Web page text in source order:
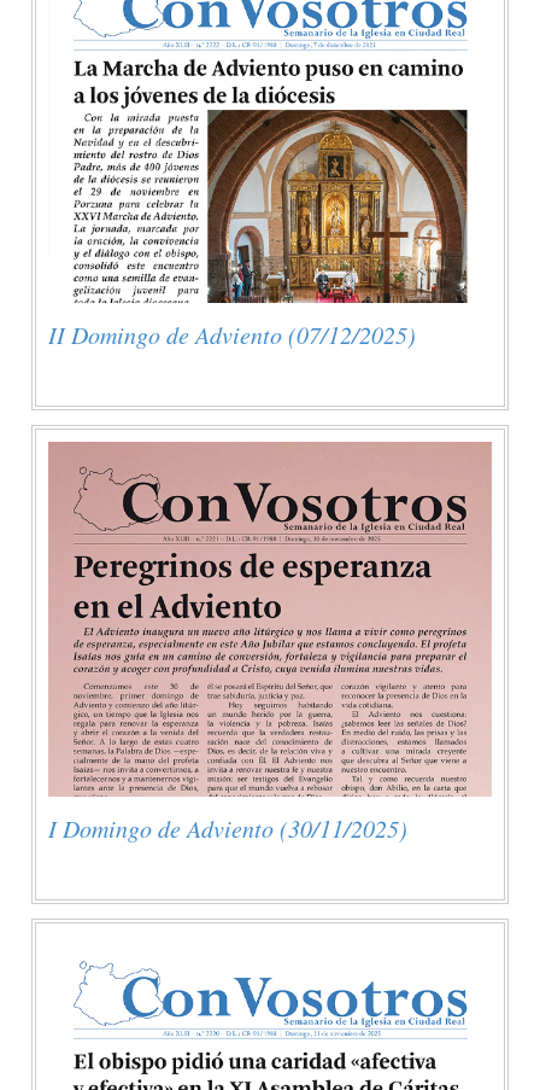
II Domingo de Adviento (07/12/2025)
I Domingo de Adviento (30/11/2025)